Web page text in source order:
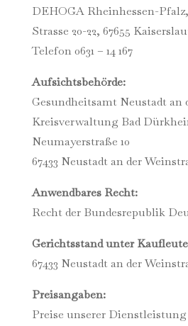
DEHOGA Rheinhessen-
Strasse 20-22, 67655
Telefon 0631 – 14 167
Aufsichtsbehörde:
Gesundheitsamt Neustadt an
Kreisverwaltung Bad
Neumayerstraße 10
67433 Neustadt an der
Anwendbares Recht:
Recht der Bundesrepublik
Gerichtsstand unter
67433 Neustadt an der
Preisangaben:
Preise unserer